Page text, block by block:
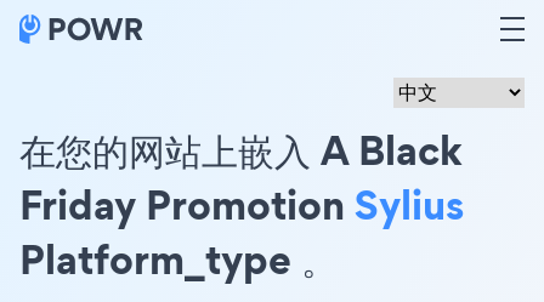
在您的网站上嵌入 A Black
Friday PromotionSylius
Platform_type 。